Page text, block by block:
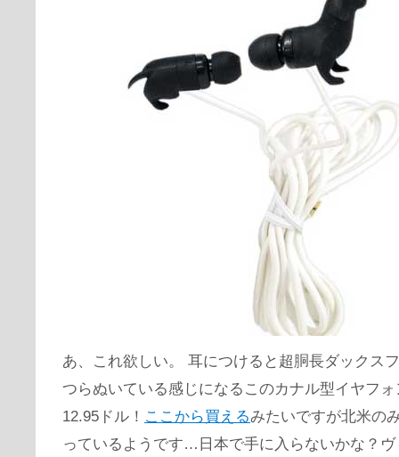
あ、これ欲しい。 耳につけると超胴長ダックス
つらぬいている感じになるこのカナル型イヤフ
12.95ドル！ ここから買えるみたいですが北米の
っているようです…日本で手に入らないかな？